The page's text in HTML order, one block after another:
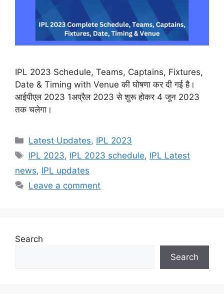
IPL 2023 Schedule, Teams, Captains, Fixtures,
Date & Timing with Venue की घोषणा कर दी गई है।
आईपीएल 2023 1अप्रैल 2023 से शुरू होकर 4 जून 2023
तक चलेगा।
Categories
Latest Updates, IPL 2023
Tags
IPL 2023, IPL 2023 schedule, IPL Latest
news, IPL updates
Leave a comment
Search
Search